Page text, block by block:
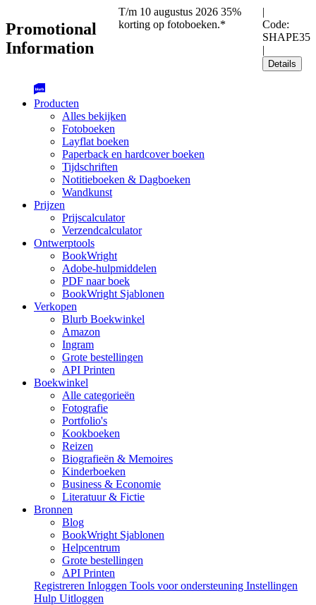
Promotional
Information
T/m 10 augustus 2026 35%
korting op fotoboeken.*
|
Code:
SHAPE35
|
Details
Producten
Alles bekijken
Fotoboeken
Layflat boeken
Paperback en hardcover boeken
Tijdschriften
Notitieboeken & Dagboeken
Wandkunst
Prijzen
Prijscalculator
Verzendcalculator
Ontwerptools
BookWright
Adobe-hulpmiddelen
PDF naar boek
BookWright Sjablonen
Verkopen
Blurb Boekwinkel
Amazon
Ingram
Grote bestellingen
API Printen
Boekwinkel
Alle categorieën
Fotografie
Portfolio's
Kookboeken
Reizen
Biografieën & Memoires
Kinderboeken
Business & Economie
Literatuur & Fictie
Bronnen
Blog
BookWright Sjablonen
Helpcentrum
Grote bestellingen
API Printen
Registreren Inloggen Tools voor ondersteuning Instellingen
Hulp Uitloggen